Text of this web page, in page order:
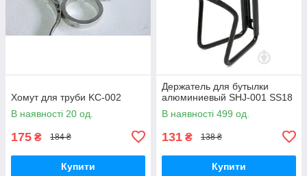
Хомут для труби KC-002
В наявності 20 од.
175 ₴ 184 ₴
Купити
Держатель для бутылки
алюминиевый SHJ-001 SS18
В наявності 499 од.
131 ₴ 138 ₴
Купити